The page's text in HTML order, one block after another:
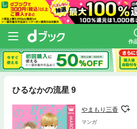
作
ひるなかの流星 9
やまもり三香
マンガ